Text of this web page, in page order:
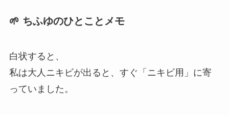
🌱 ちふゆのひとことメモ
白状すると、
私は大人ニキビが出ると、すぐ「ニキビ用」に寄
っていました。